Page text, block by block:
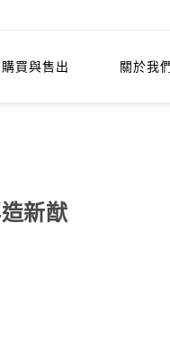
購買與售出 關於我
新猷